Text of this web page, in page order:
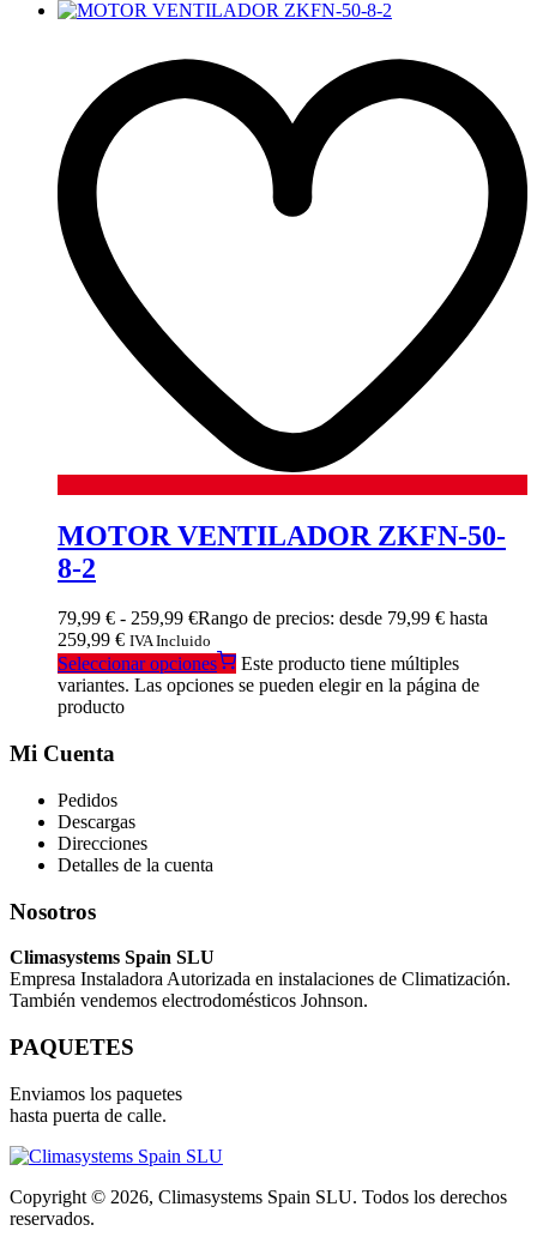
MOTOR VENTILADOR ZKFN-50-
8-2
79,99 € - 259,99 €Rango de precios: desde 79,99 € hasta
259,99 € IVA Incluido
Seleccionar opciones
Este producto tiene múltiples
variantes. Las opciones se pueden elegir en la página de
producto
Mi Cuenta
Pedidos
Descargas
Direcciones
Detalles de la cuenta
Nosotros
Climasystems Spain SLU
Empresa Instaladora Autorizada en instalaciones de Climatización.
También vendemos electrodomésticos Johnson.
PAQUETES
Enviamos los paquetes
hasta puerta de calle.
Copyright © 2026, Climasystems Spain SLU. Todos los derechos
reservados.